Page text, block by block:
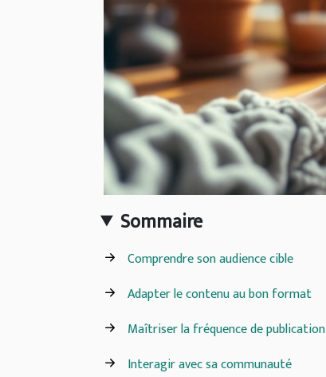
Sommaire
Comprendre son audience cible
Adapter le contenu au bon format
Maîtriser la fréquence de publication
Interagir avec sa communauté